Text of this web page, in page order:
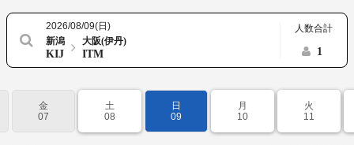
2026/08/09(日)
新潟
KIJ
大阪(伊丹)
ITM
人数合計
1
金
07
土
08
日
09
月
10
火
11